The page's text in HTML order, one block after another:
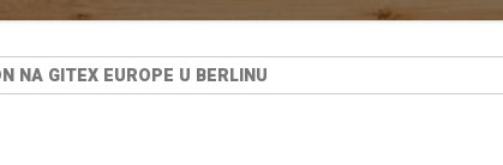
NA GITEX EUROPE U BERLINU